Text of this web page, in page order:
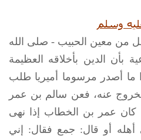
وسلم
من معين الحبيب - صلى الله
بأن الدين بأخلاقه العظيمة
ما أصدر مرسوما أميريا طلب
عنه، فعن سالم بن عمر
كان عمر بن الخطاب إذا نهى
أو قال: جمع فقال: إني